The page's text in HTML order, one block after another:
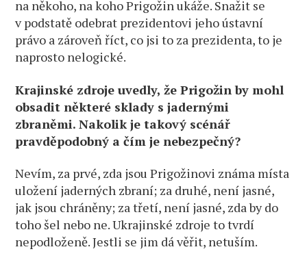
na někoho, na koho Prigožin ukáže. Snažit se
v podstatě odebrat prezidentovi jeho ústavní
právo a zároveň říct, co jsi to za prezidenta, to je
naprosto nelogické.
Krajinské zdroje uvedly, že Prigožin by mohl
obsadit některé sklady s jadernými
zbraněmi. Nakolik je takový scénář
pravděpodobný a čím je nebezpečný?
Nevím, za prvé, zda jsou Prigožinovi známa místa
uložení jaderných zbraní; za druhé, není jasné,
jak jsou chráněny; za třetí, není jasné, zda by do
toho šel nebo ne. Ukrajinské zdroje to tvrdí
nepodloženě. Jestli se jim dá věřit, netuším.